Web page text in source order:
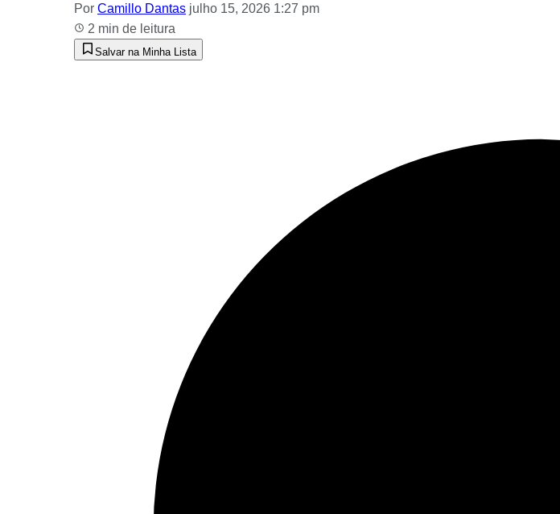
Por Camillo Dantas julho 15, 2026 1:27 pm
2 min de leitura
Salvar na Minha Lista